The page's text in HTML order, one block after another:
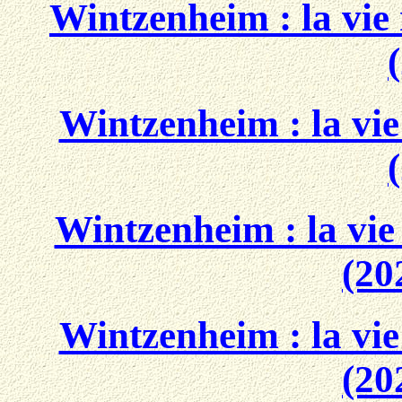
Wintzenheim : la
Wintzenheim : la
Wintzenheim : la
Wintzenheim : la